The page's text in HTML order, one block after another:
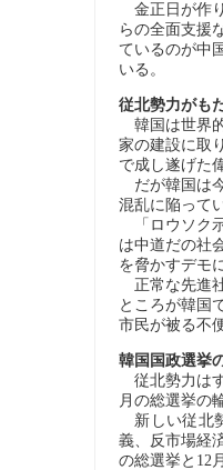
金正日が作
らの全面支援
ているのが中
いる。
従北勢力がも
韓国は世界
家の建設に取
で成し遂げた
だが韓国は
混乱に陥って
「ロウソク
は中道だの社
を脅かすデモ
正常な先進
ところが韓国
市民が被る不
韓国国政選挙
従北勢力は
月の総選挙の
新しい従北
義、反市場経
の総選挙と12